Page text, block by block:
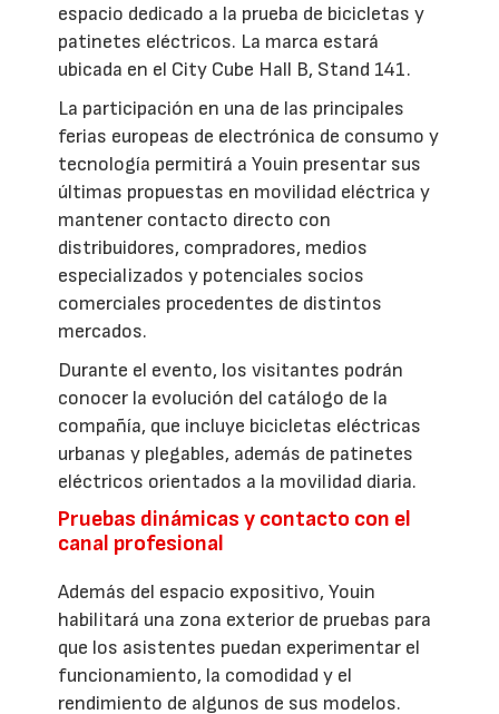
espacio dedicado a la prueba de bicicletas y
patinetes eléctricos. La marca estará
ubicada en el City Cube Hall B, Stand 141.
La participación en una de las principales
ferias europeas de electrónica de consumo y
tecnología permitirá a Youin presentar sus
últimas propuestas en movilidad eléctrica y
mantener contacto directo con
distribuidores, compradores, medios
especializados y potenciales socios
comerciales procedentes de distintos
mercados.
Durante el evento, los visitantes podrán
conocer la evolución del catálogo de la
compañía, que incluye bicicletas eléctricas
urbanas y plegables, además de patinetes
eléctricos orientados a la movilidad diaria.
Pruebas dinámicas y contacto con el
canal profesional
Además del espacio expositivo, Youin
habilitará una zona exterior de pruebas para
que los asistentes puedan experimentar el
funcionamiento, la comodidad y el
rendimiento de algunos de sus modelos.